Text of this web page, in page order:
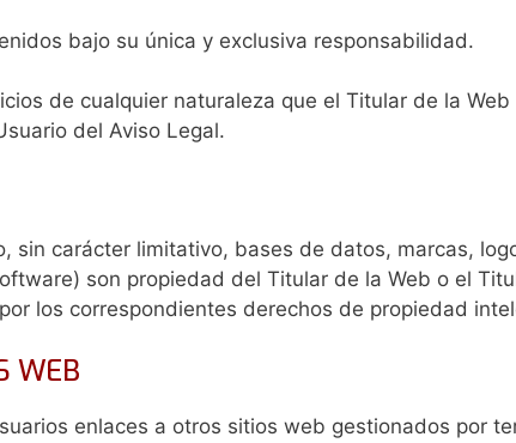
bajo su única y exclusiva responsabilidad.
de cualquier naturaleza que el Titular de la
del Aviso Legal.
sin carácter limitativo, bases de datos, marcas,
son propiedad del Titular de la Web o el
los correspondientes derechos de propiedad
WEB
enlaces a otros sitios web gestionados por